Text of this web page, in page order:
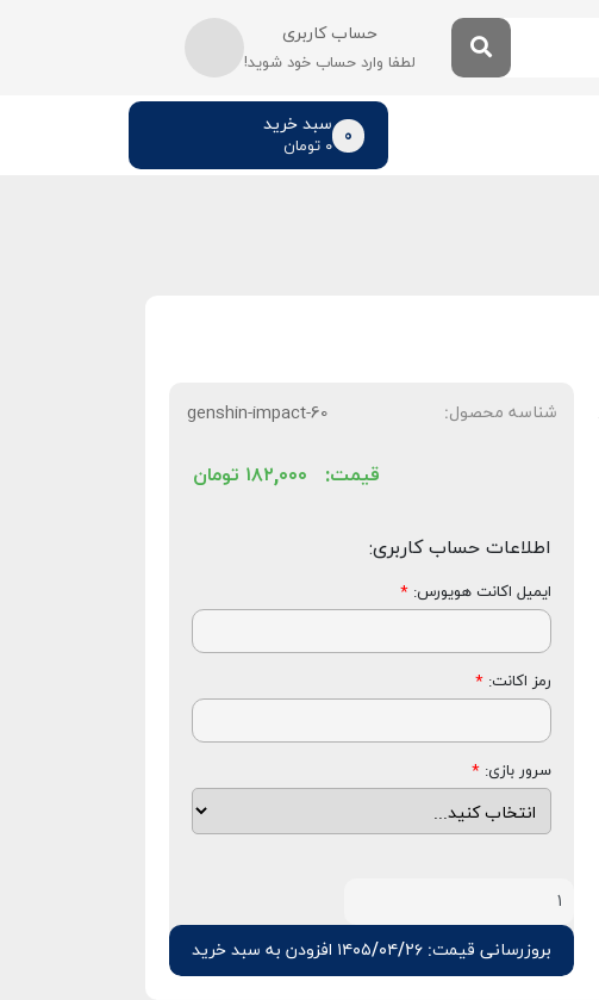
حساب کاربری
لطفا وارد حساب خود شوید!
سبد خرید
تومان۰
0
شناسه محصول:
genshin-impact-60
قیمت: تومان ۱۸۲,۰۰۰
اطلاعات حساب کاربری:
ایمیل اکانت هویورس: *
رمز اکانت: *
سرور بازی: *
بروزرسانی قیمت: ۱۴۰۵/۰۴/۲۶